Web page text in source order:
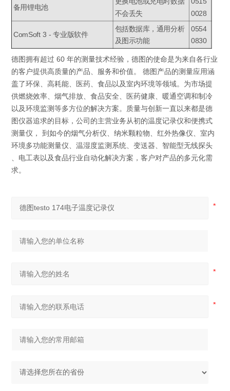
备用锂电池
不会丢失 0028
ComSoft 3 - 专业版软件
包括数据库，通用分析
及图示功能
0554
0830
德图拥有超过 60 年的测量技术经验，德图的使命是为来自各行业
的客户提供高质量的产品、服务和价值。 德图产品的测量应用涵
盖了环保、高耗能、医药、食品以及室内环境等领域。为市场提
供燃烧效率、烟气排放、食品安全、医药健康、暖通空调和制冷
以及环境监测等多方位的解决方案。质量与创新一直以来都是德
图仪器追求的目标，公司的主营业务从初的温度记录仪和便携式
测量仪， 到如今的烟气分析仪、纳米颗粒物、红外热像仪、室内
环境多功能测量仪、温湿度监测系统、变送器、智能型无线探头
、电工表以及食品行业自动化解决方案，客户对产品的多元化需
求。